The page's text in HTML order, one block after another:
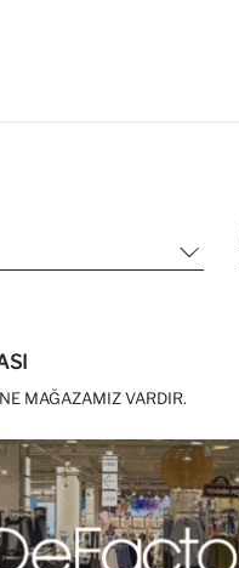
MAĞAZAMIZ VARDIR.